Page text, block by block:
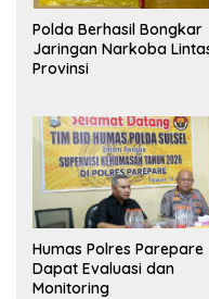
Polda Berhasil Bongkar
Jaringan Narkoba
Provinsi
Humas Polres Parepare
Dapat Evaluasi dan
Monitoring